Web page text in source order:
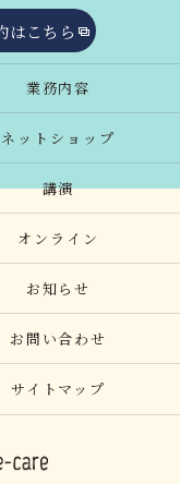
はこちら
業務内容
ネットショップ
講演
オンライン
お知らせ
お問い合わせ
サイトマップ